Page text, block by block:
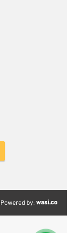
Powered by: wasi.co